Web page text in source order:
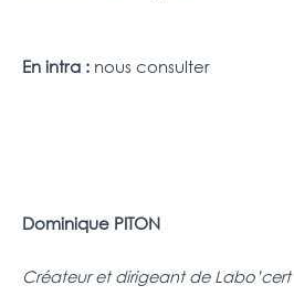
En intra : nous consulter
Dominique PITON
Créateur et dirigeant de Labo’cert